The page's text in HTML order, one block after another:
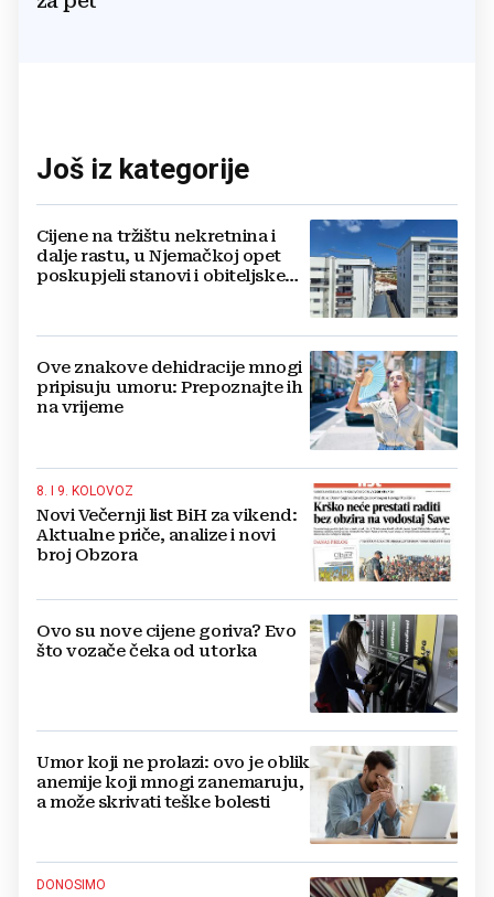
Još iz kategorije
Cijene na tržištu nekretnina i
dalje rastu, u Njemačkoj opet
poskupjeli stanovi i obiteljske
Ove znakove dehidracije mnogi
pripisuju umoru: Prepoznajte ih
na vrijeme
8. I 9. KOLOVOZ
Novi Večernji list BiH za vikend:
Aktualne priče, analize i novi
broj Obzora
Ovo su nove cijene goriva? Evo
što vozače čeka od utorka
Umor koji ne prolazi: ovo je oblik
anemije koji mnogi zanemaruju,
a može skrivati teške bolesti
DONOSIMO